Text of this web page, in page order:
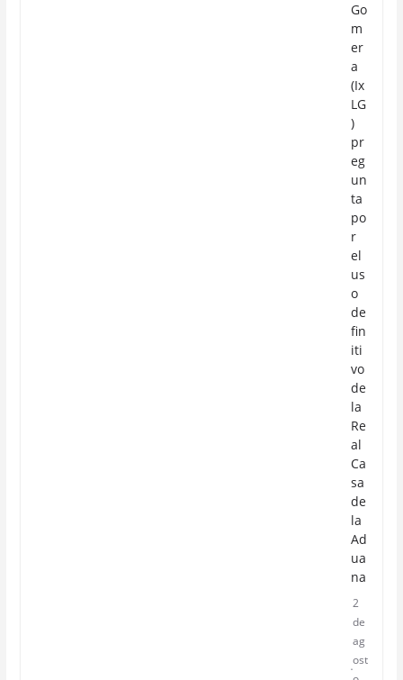
Go
m
er
a
(Ix
LG
)
pr
eg
un
ta
po
r
el
us
o
de
fin
iti
vo
de
la
Re
al
Ca
sa
de
la
Ad
ua
na
2
de
ag
ost